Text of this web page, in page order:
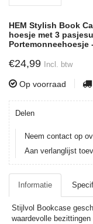
HEM Stylish Book
hoesje met 3
Portemonneehoesje
€24,99 Incl. btw
Op voorraad
Delen
Neem contact op
Aan verlanglijst
Informatie
Stijlvol Bookcase
waardevolle